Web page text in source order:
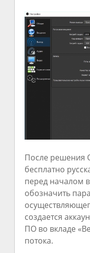
После решения
бесплатно
перед началом
обозначить
создается
ПО во вкладе
потока.